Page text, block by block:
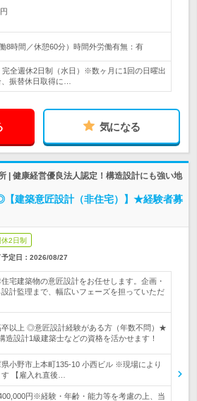
8時間／休憩60分）時間外労働有無：有
完全週休2日制（水日）※数ヶ月に1回の日曜出
振替休日取得に…
気になる
| 健康経営優良法人認定！構造設計にも強い地
【建築意匠設計（非住宅）】★経験者募
2日制
定日： 2026/08/27
宅建築物の意匠設計をお任せします。企画・
計監理まで、幅広いフェーズを担っていただ
卒以上 ◎意匠設計経験がある方（年数不問）★
造設計1級建築士などの資格を活かせます！
小野市上本町135-10 小西ビル ※現場により
【雇入れ直後…
円※経験・年齢・能力等を考慮の上、当